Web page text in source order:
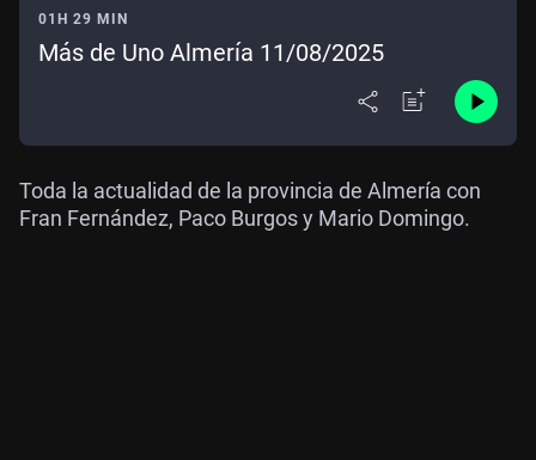
01H 29 MIN
Más de Uno Almería 11/08/2025
Toda la actualidad de la provincia de Almería con
Fran Fernández, Paco Burgos y Mario Domingo.